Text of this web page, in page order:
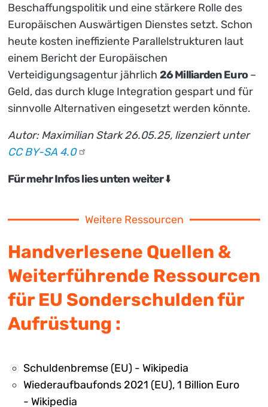
Beschaffungspolitik und eine stärkere Rolle des
Europäischen Auswärtigen Dienstes setzt. Schon
heute kosten ineffiziente Parallelstrukturen laut
einem Bericht der Europäischen
Verteidigungsagentur jährlich 26 Milliarden Euro–
Geld, das durch kluge Integration gespart und für
sinnvolle Alternativen eingesetzt werden könnte.
Autor: Maximilian Stark 26.05.25, lizenziert unter
CC BY-SA 4.0
Für mehr Infos lies unten weiter⬇️
Weitere Ressourcen
Handverlesene Quellen &
Weiterführende Ressourcen
für EU Sonderschulden für
Aufrüstung :
Schuldenbremse (EU) - Wikipedia
Wiederaufbaufonds 2021 (EU), 1 Billion Euro
- Wikipedia